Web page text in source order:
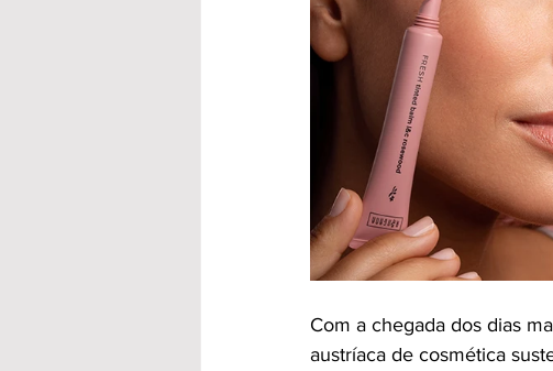
Com a chegada dos dias
austríaca de cosmética